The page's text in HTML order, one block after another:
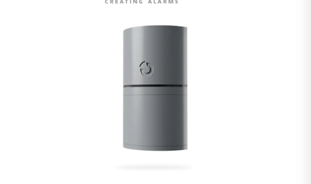
Bildergalerie überspringen